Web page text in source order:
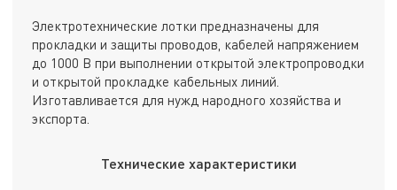
Электротехнические лотки предназначены для
прокладки и защиты проводов, кабелей напряжением
до 1000 В при выполнении открытой электропроводки
и открытой прокладке кабельных линий.
Изготавливается для нужд народного хозяйства и
экспорта.
Технические характеристики